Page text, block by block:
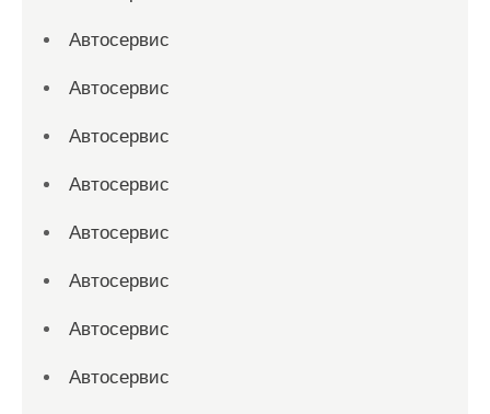
Автосервис
Автосервис
Автосервис
Автосервис
Автосервис
Автосервис
Автосервис
Автосервис